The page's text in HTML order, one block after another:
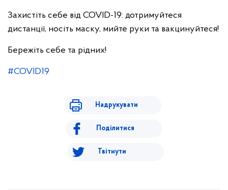
Захистіть себе від COVID-19: дотримуйтеся
дистанції, носіть маску, мийте руки та вакцинуйтеся!
Бережіть себе та рідних!
#COVID19
Надрукувати
Поділитися
Твітнути